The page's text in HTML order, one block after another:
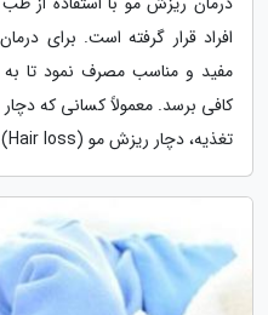
افراد قرار گرفته است. برای
مفید و مناسب مصرف نمود تا
کافی برسد. معمولاً کسانی که
تغذیه، دچار ریزش مو (Hair loss) می شوند.